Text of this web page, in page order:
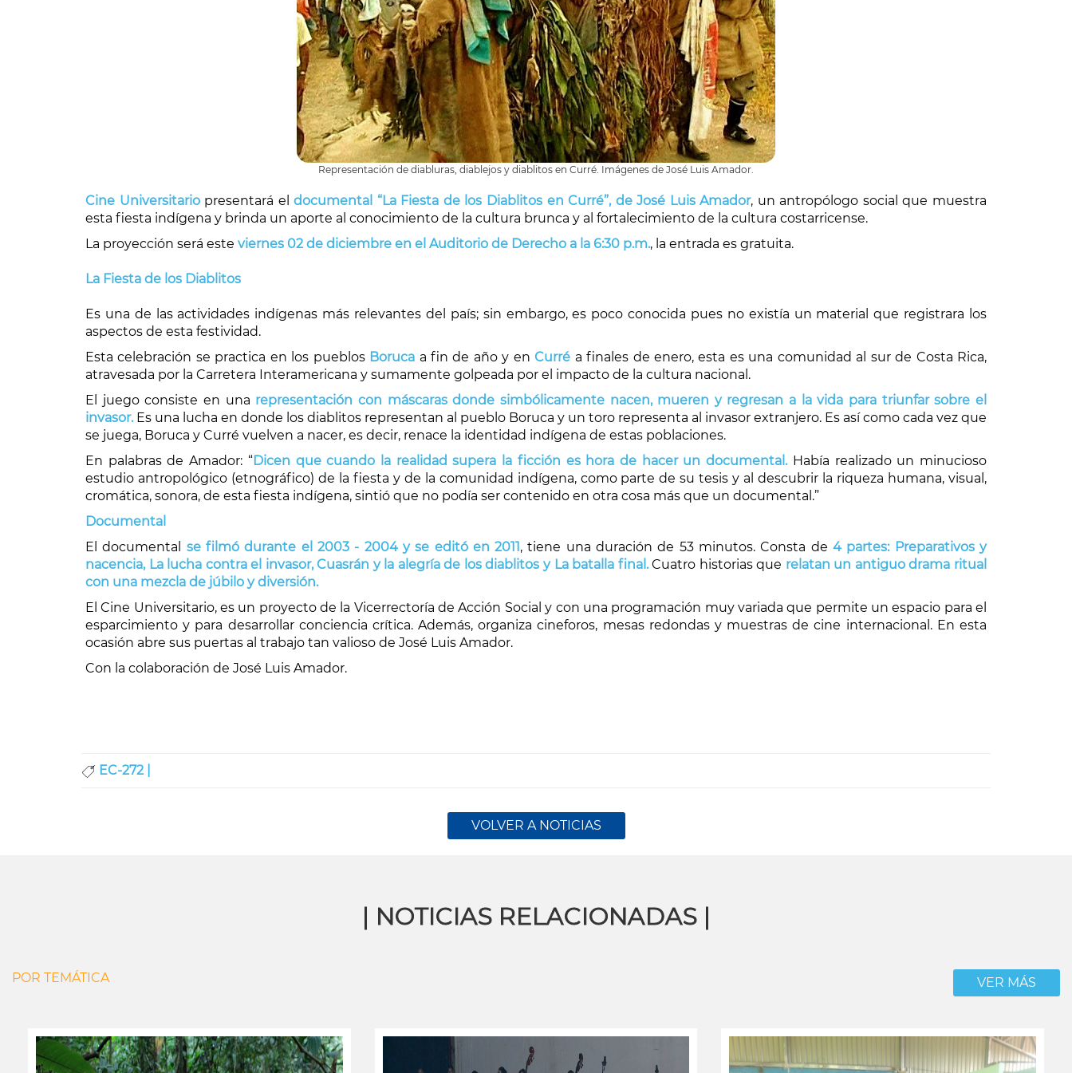
Representación de diabluras, diablejos y diablitos en Curré. Imágenes de José Luis Amador.
Cine Universitariopresentará eldocumental “La Fiesta de los Diablitos en Curré”, de José Luis Amador, un antropólogo social que muestra
esta fiesta indígena y brinda un aporte al conocimiento de la cultura brunca y al fortalecimiento de la cultura costarricense.
La proyección será este viernes 02 de diciembre en el Auditorio de Derecho a la 6:30 p.m., la entrada es gratuita.
La Fiesta de los Diablitos
Es una de las actividades indígenas más relevantes del país; sin embargo, es poco conocida pues no existía un material que registrara los
aspectos de esta festividad.
Esta celebración se practica en los pueblos Boruca a fin de año y enCurré a finales de enero, esta es una comunidad al sur de Costa Rica,
atravesada por la Carretera Interamericana y sumamente golpeada por el impacto de la cultura nacional.
El juego consiste en una representación con máscaras donde simbólicamente nacen, mueren y regresan a la vida para triunfar sobre el
invasor.Es una lucha en donde los diablitos representan al pueblo Boruca y un toro representa al invasor extranjero. Es así como cada vez que
se juega, Boruca y Curré vuelven a nacer, es decir, renace la identidad indígena de estas poblaciones.
En palabras de Amador: “Dicen que cuando la realidad supera la ficción es hora de hacer un documental.Había realizado un minucioso
estudio antropológico (etnográfico) de la fiesta y de la comunidad indígena, como parte de su tesis y al descubrir la riqueza humana, visual,
cromática, sonora, de esta fiesta indígena, sintió que no podía ser contenido en otra cosa más que un documental.”
Documental
El documental se filmó durante el 2003 - 2004 y se editó en 2011, tiene una duración de 53 minutos. Consta de4 partes: Preparativos y
nacencia, La lucha contra el invasor, Cuasrán y la alegría de los diablitos y La batalla final.Cuatro historias que relatan un antiguo drama ritual
con una mezcla de júbilo y diversión.
El Cine Universitario, es un proyecto de la Vicerrectoría de Acción Social y con una programación muy variada que permite un espacio para el
esparcimiento y para desarrollar conciencia crítica. Además, organiza cineforos, mesas redondas y muestras de cine internacional. En esta
ocasión abre sus puertas al trabajo tan valioso de José Luis Amador.
Con la colaboración de José Luis Amador.
EC-272 |
VOLVER A NOTICIAS
| NOTICIAS RELACIONADAS |
POR TEMÁTICA VER MÁS